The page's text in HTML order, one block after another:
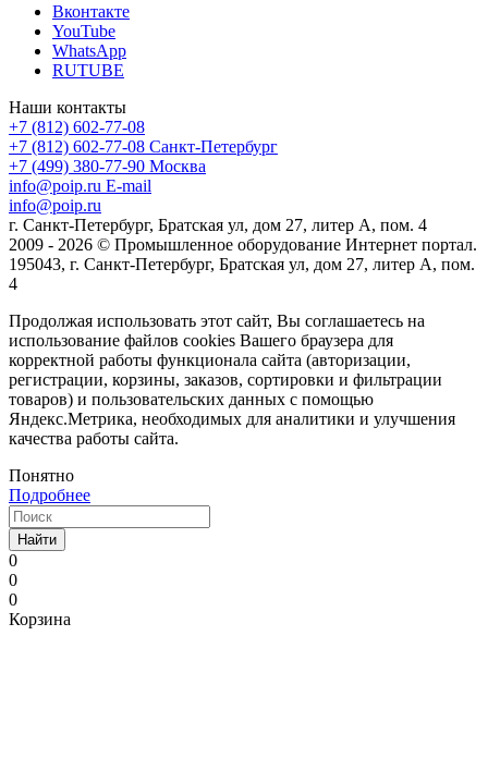
Вконтакте
YouTube
WhatsApp
RUTUBE
Наши контакты
+7 (812) 602-77-08
+7 (812) 602-77-08 Санкт-Петербург
+7 (499) 380-77-90 Москва
info@poip.ru E-mail
info@poip.ru
г. Санкт-Петербург, Братская ул, дом 27, литер А, пом. 4
2009 - 2026 © Промышленное оборудование Интернет портал.
195043, г. Санкт-Петербург, Братская ул, дом 27, литер А, пом.
4
Продолжая использовать этот сайт, Вы соглашаетесь на
использование файлов cookies Вашего браузера для
корректной работы функционала сайта (авторизации,
регистрации, корзины, заказов, сортировки и фильтрации
товаров) и пользовательских данных с помощью
Яндекс.Метрика, необходимых для аналитики и улучшения
качества работы сайта.
Понятно
Подробнее
Найти
0
0
0
Корзина